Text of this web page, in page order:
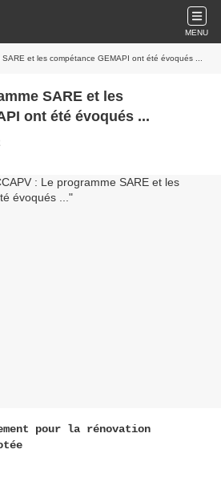
MENU
et les compétance GEMAPI ont été évoqués ...
ont été évoqués ...
pour la rénovation